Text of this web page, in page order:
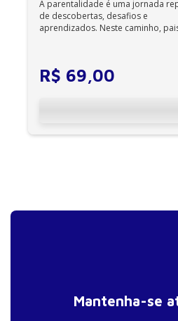
Não é permitida a
dispositivos Kindle, Nook,
A parentalidade é uma jornada
de descobertas, desafios e
aprendizados. Neste caminho,
R$ 69,00
Mantenha-se